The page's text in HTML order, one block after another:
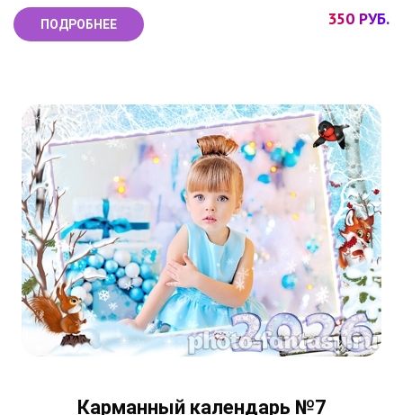
ПОДРОБНЕЕ 350 РУБ.
Карманный календарь №7